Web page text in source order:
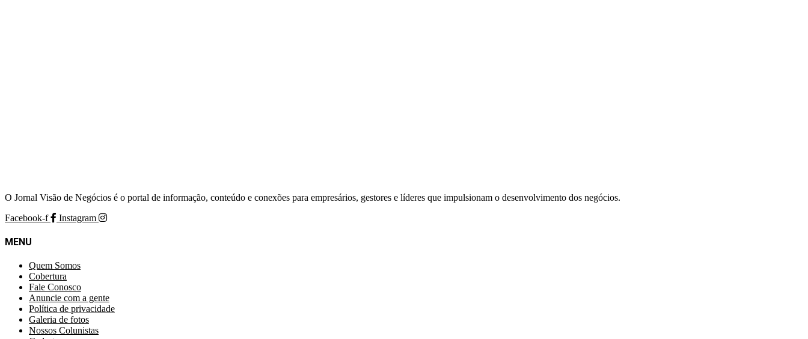
O Jornal Visão de Negócios é o portal de informação, conteúdo e conexões para empresários, gestores e líderes que impulsionam o desenvolvimento dos negócios.
Facebook-f
Instagram
MENU
Quem Somos
Cobertura
Fale Conosco
Anuncie com a gente
Política de privacidade
Galeria de fotos
Nossos Colunistas